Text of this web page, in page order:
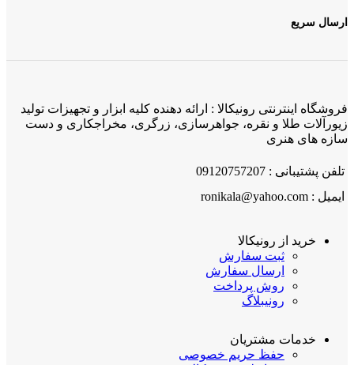
ارسال سریع
فروشگاه اینترنتی رونیکالا : ارائه دهنده کلیه ابزار و تجهیزات تولید
زیورآلات طلا و نقره، جواهرسازی، زرگری، مخراجکاری و دست
سازه های هنری
تلفن پشتیبانی : 09120757207
ایمیل : ronikala@yahoo.com
خرید از رونیکالا
ثبت سفارش
ارسال سفارش
روش پرداخت
رونیبلاگ
خدمات مشتریان
حفظ حریم خصوصی